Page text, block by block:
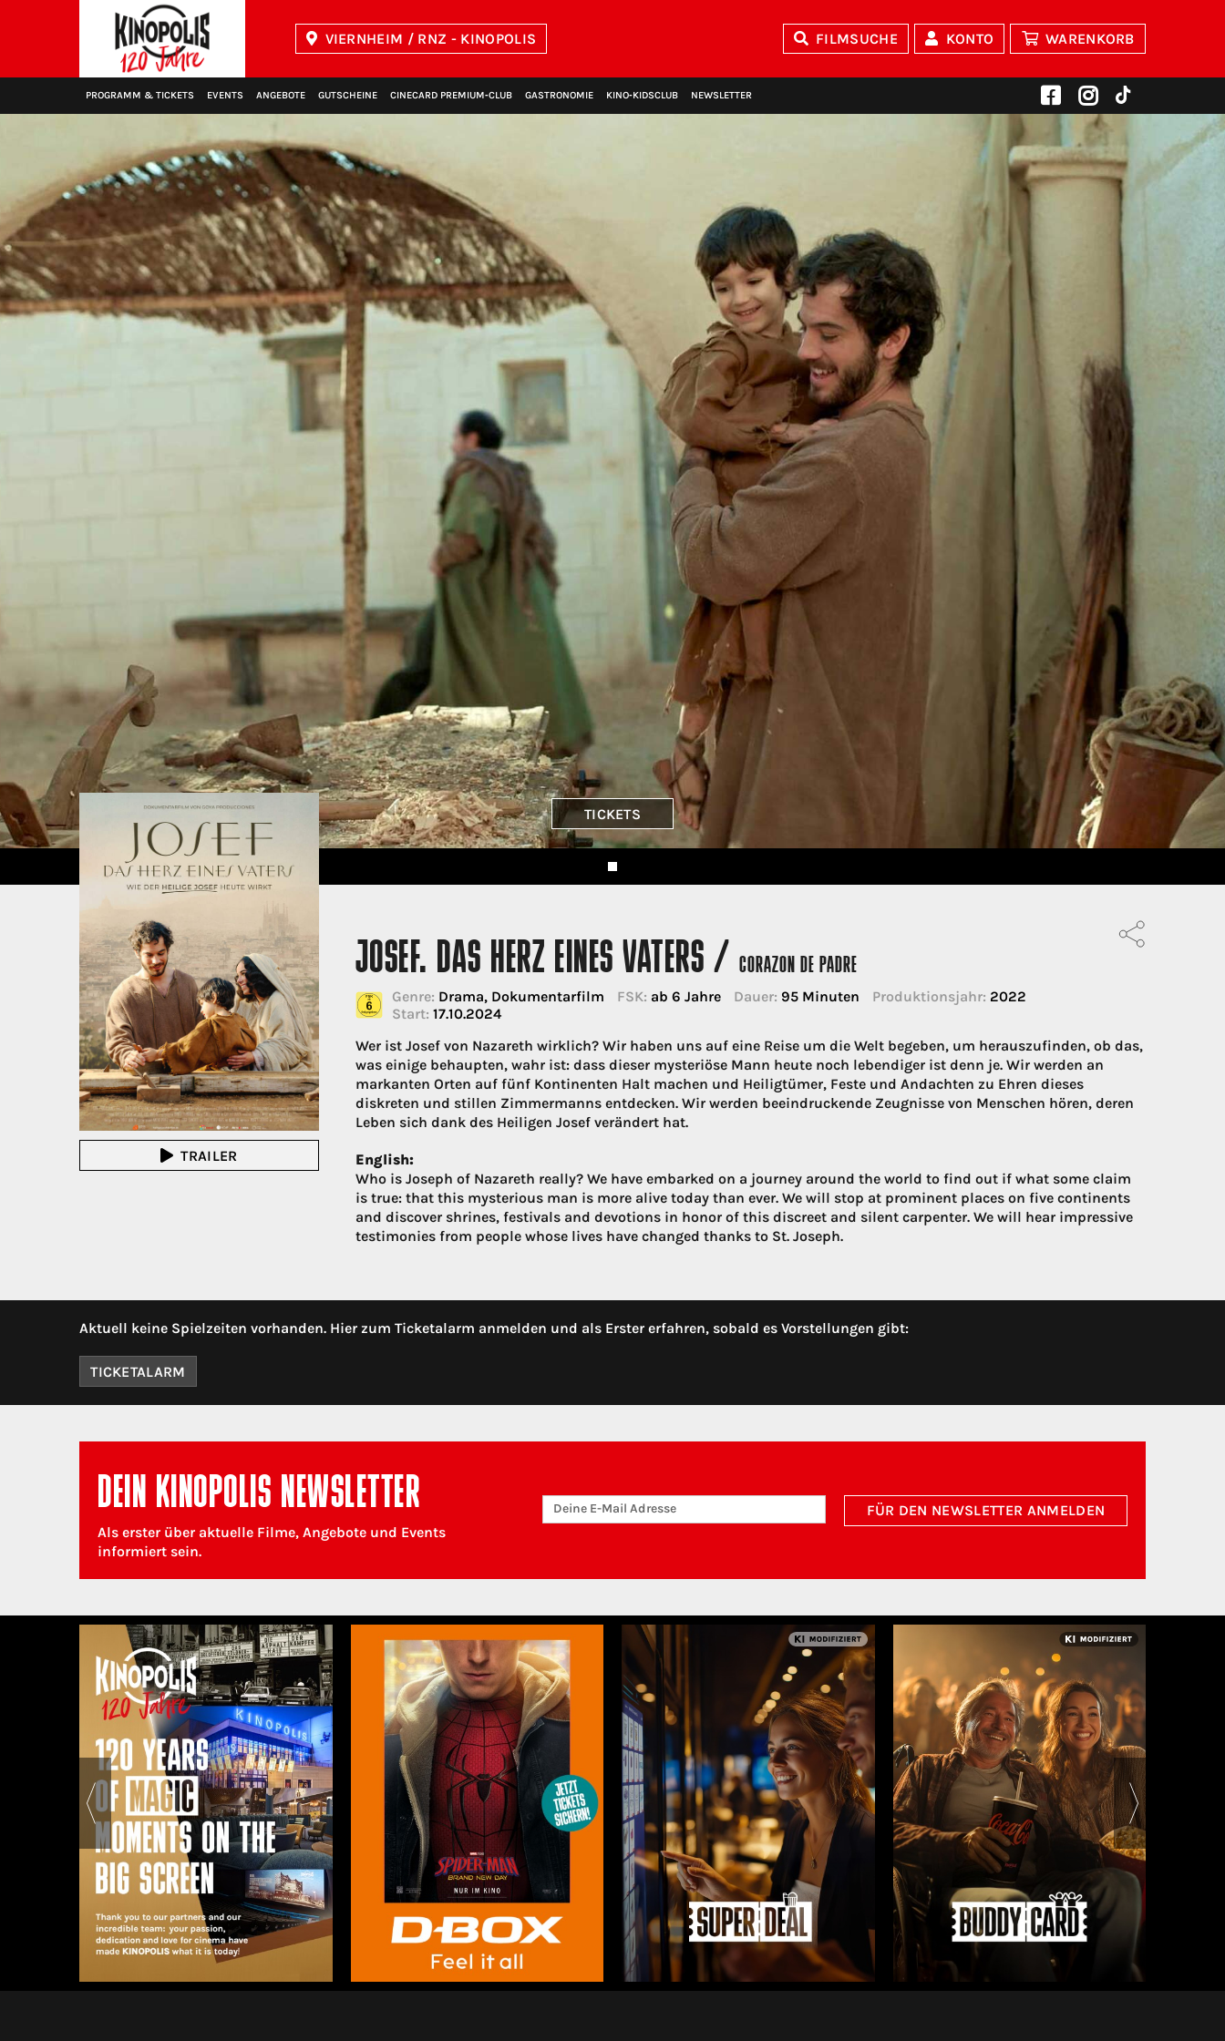
VIERNHEIM / RNZ - KINOPOLIS FILMSUCHE KONTO WARENKORB
PROGRAMM & TICKETS EVENTS ANGEBOTE GUTSCHEINE CINECARD PREMIUM‑CLUB GASTRONOMIE KINO‑KIDSCLUB NEWSLETTER
TICKETS
TRAILER
JOSEF. DAS HERZ EINES VATERS /CORAZON DE PADRE
Genre: Drama, Dokumentarfilm FSK: ab 6 Jahre Dauer: 95 Minuten Produktionsjahr: 2022
Start: 17.10.2024
Wer ist Josef von Nazareth wirklich? Wir haben uns auf eine Reise um die Welt begeben, um herauszufinden, ob das,
was einige behaupten, wahr ist: dass dieser mysteriöse Mann heute noch lebendiger ist denn je. Wir werden an
markanten Orten auf fünf Kontinenten Halt machen und Heiligtümer, Feste und Andachten zu Ehren dieses
diskreten und stillen Zimmermanns entdecken. Wir werden beeindruckende Zeugnisse von Menschen hören, deren
Leben sich dank des Heiligen Josef verändert hat.
English:
Who is Joseph of Nazareth really? We have embarked on a journey around the world to find out if what some claim
is true: that this mysterious man is more alive today than ever. We will stop at prominent places on five continents
and discover shrines, festivals and devotions in honor of this discreet and silent carpenter. We will hear impressive
testimonies from people whose lives have changed thanks to St. Joseph.
Aktuell keine Spielzeiten vorhanden. Hier zum Ticketalarm anmelden und als Erster erfahren, sobald es Vorstellungen gibt:
TICKETALARM
DEIN KINOPOLIS NEWSLETTER
Als erster über aktuelle Filme, Angebote und Events
informiert sein.
FÜR DEN NEWSLETTER ANMELDEN